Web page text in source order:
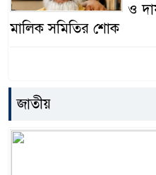
ও
মালিক সমিতির শোক
জাতীয়